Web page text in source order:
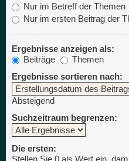
Nur im Betreff der Themen
Nur im ersten Beitrag der
Ergebnisse anzeigen als:
Beiträge
Themen
Ergebnisse sortieren nach:
Absteigend
Suchzeitraum begrenzen:
Die ersten: